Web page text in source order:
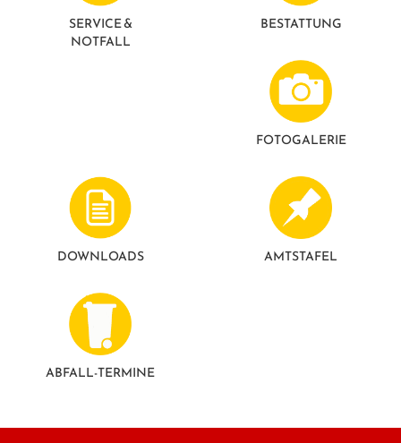
ANSPRECHPARTNER
GESUNDE GEMEINDE
SERVICE &
NOTFALL
BESTATTUNG
FOTO­GALERIE
DOWNLOADS AMTSTAFEL
ABFALL-TERMINE